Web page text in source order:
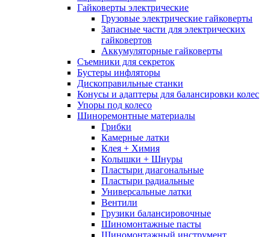
Гайковерты электрические
Грузовые электрические гайковерты
Запасные части для электрических
гайковертов
Аккумуляторные гайковерты
Съемники для секреток
Бустеры инфляторы
Дископравильные станки
Конусы и адаптеры для балансировки колес
Упоры под колесо
Шиноремонтные материалы
Грибки
Камерные латки
Клея + Химия
Колышки + Шнуры
Пластыри диагональные
Пластыри радиальные
Универсальные латки
Вентили
Грузики балансировочные
Шиномонтажные пасты
Шиномонтажный инструмент